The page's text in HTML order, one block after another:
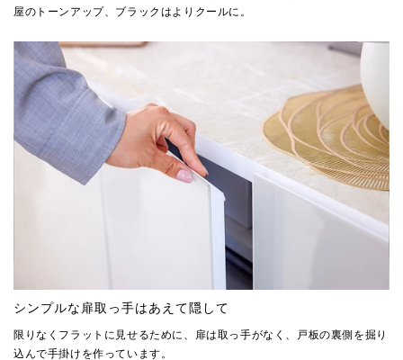
屋のトーンアップ、ブラックはよりクールに。
シンプルな扉取っ手はあえて隠して
限りなくフラットに見せるために、扉は取っ手がなく、戸板の裏側を掘り
込んで手掛けを作っています。